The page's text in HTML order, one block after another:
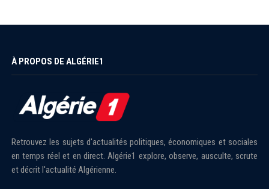
À PROPOS DE ALGÉRIE1
Retrouvez les sujets d'actualités politiques, économiques et sociales
en temps réel et en direct. Algérie1 explore, observe, ausculte, scrute
et décrit l'actualité Algérienne.